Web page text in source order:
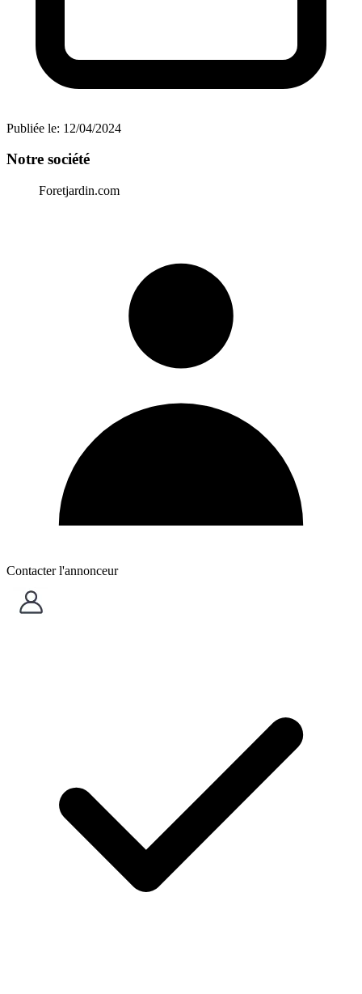
Publiée le: 12/04/2024
Notre société
Foretjardin.com
Contacter l'annonceur